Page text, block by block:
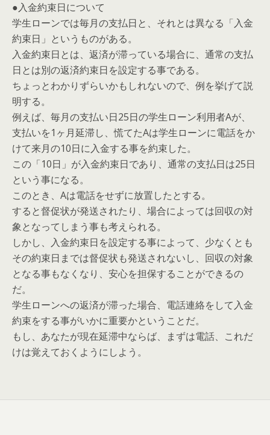
●入金約束日について
学生ローンでは毎月の支払日と、それとは異なる「入金
約束日」というものがある。
入金約束日とは、返済が滞っている場合に、通常の支払
日とは別の返済約束日を設定する事である。
ちょっとわかりずらいかもしれないので、例を挙げて説
明する。
例えば、毎月の支払い日25日の学生ローン利用者Aが、
支払いを1ヶ月延滞し、慌てたAは学生ローンに電話をか
けて来月の10日に入金する事を約束した。
この「10日」が入金約束日であり、通常の支払日は25日
という事になる。
このとき、Aは電話をせずに放置したとする。
すると督促状が発送されたり、場合によっては回収の対
象となってしまう事も考えられる。
しかし、入金約束日を設定する事によって、少なくとも
その約束日までは督促状も発送されないし、回収の対象
となる事もなくなり、安心を担保することができるの
だ。
学生ローンへの返済が滞った場合、電話連絡をして入金
約束をする事がいかに重要かということだ。
もし、あなたが現在延滞中ならば、まずは電話、これだ
けは覚えておくようにしよう。